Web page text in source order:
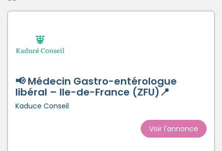
📢 Médecin Gastro-entérologue
libéral – Ile-de-France (ZFU)📍
Kaduce Conseil
Voir l'annonce